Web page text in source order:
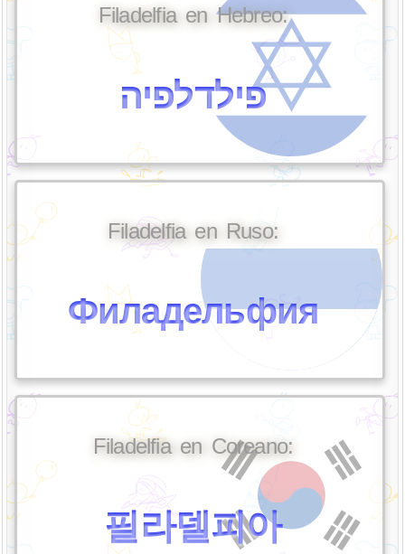
Filadelfia en Hebreo:
פילדלפיה
Filadelfia en Ruso:
Филадельфия
Filadelfia en Coreano:
필라델피아